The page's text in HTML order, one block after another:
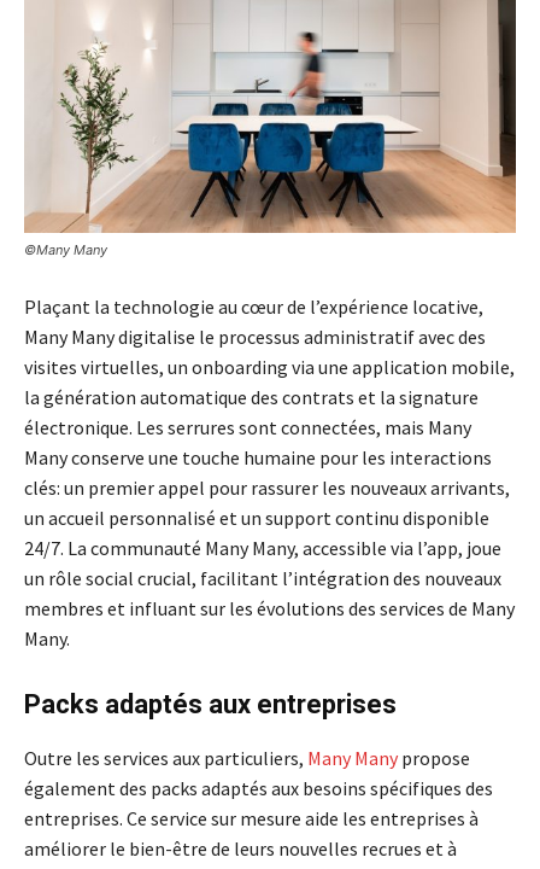
©Many Many
Plaçant la technologie au cœur de l’expérience locative,
Many Many digitalise le processus administratif avec des
visites virtuelles, un onboarding via une application mobile,
la génération automatique des contrats et la signature
électronique. Les serrures sont connectées, mais Many
Many conserve une touche humaine pour les interactions
clés: un premier appel pour rassurer les nouveaux arrivants,
un accueil personnalisé et un support continu disponible
24/7. La communauté Many Many, accessible via l’app, joue
un rôle social crucial, facilitant l’intégration des nouveaux
membres et influant sur les évolutions des services de Many
Many.
Packs adaptés aux entreprises
Outre les services aux particuliers, Many Many propose
également des packs adaptés aux besoins spécifiques des
entreprises. Ce service sur mesure aide les entreprises à
améliorer le bien-être de leurs nouvelles recrues et à